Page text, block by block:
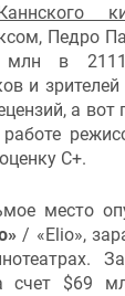
Педро
млн в 2111
и
а вот
С+.
место
/ «Elio»,
счет $69